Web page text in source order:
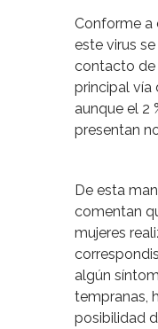
Conforme a
este virus
contacto de
principal vía
aunque el 2
presentan
De esta
comentan
mujeres
algún
tempranas,
posibilidad